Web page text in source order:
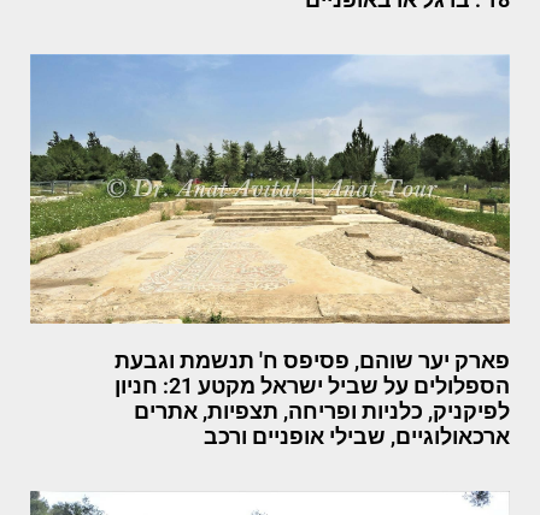
פארק יער שוהם, פסיפס ח' תנשמת וגבעת
הספלולים על שביל ישראל מקטע 21: חניון
לפיקניק, כלניות ופריחה, תצפיות, אתרים
ארכאולוגיים, שבילי אופניים ורכב